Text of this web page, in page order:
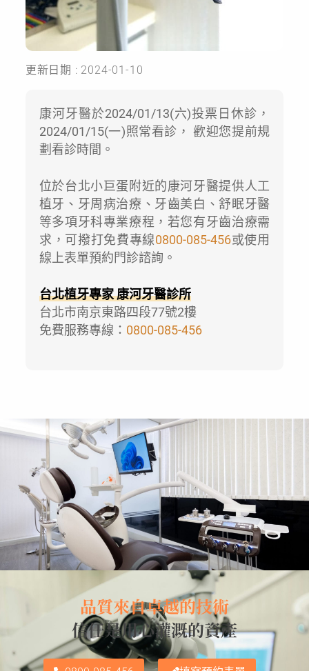
更新日期 : 2024-01-10
康河牙醫於2024/01/13(六)投票日休診，
2024/01/15(一)照常看診， 歡迎您提前規
劃看診時間。
位於台北小巨蛋附近的康河牙醫提供人工
植牙、牙周病治療、牙齒美白、舒眠牙醫
等多項牙科專業療程，若您有牙齒治療需
求，可撥打免費專線0800-085-456或使用
線上表單預約門診諮詢。
台北植牙專家 康河牙醫診所
台北市南京東路四段77號2樓
免費服務專線： 0800-085-456
品質來自卓越的技術
信任是用心灌溉的資產